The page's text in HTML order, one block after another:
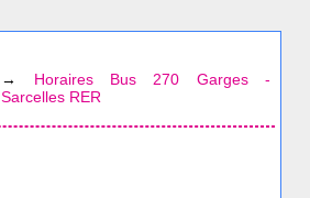
→ Horaires Bus 270 Garges -
Sarcelles RER